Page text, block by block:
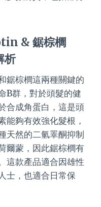
& 鋸棕櫚
析
鋸棕櫚這兩種關鍵的
B群，對於頭髮的健
合成角蛋白，這是頭
能夠有效強化髮根，
天然的二氫睪酮抑制
爾蒙，因此鋸棕櫚有
這款產品適合因雄性
士，也適合日常保